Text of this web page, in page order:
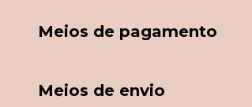
Meios de pagamento
Meios de envio